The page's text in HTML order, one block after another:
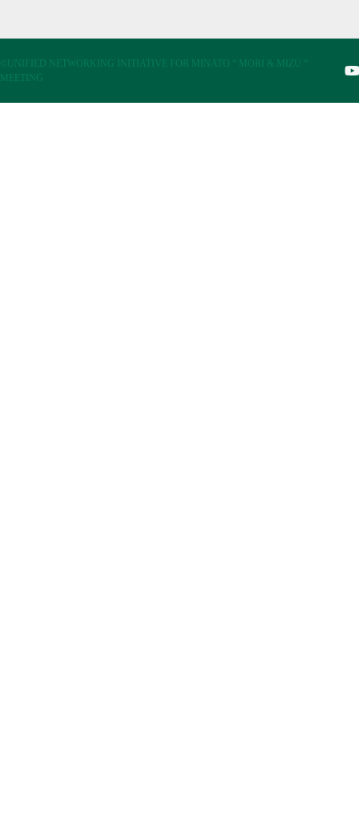
©UNIFIED NETWORKING INITIATIVE FOR MINATO “ MORI & MIZU “
MEETING